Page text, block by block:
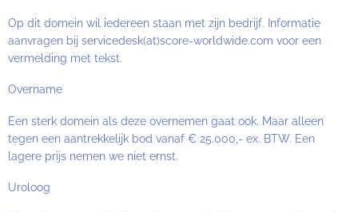
Op dit domein wil iedereen staan met zijn bedrijf. Informatie
aanvragen bij servicedesk(at)score-worldwide.com voor een
vermelding met tekst.
Overname
Een sterk domein als deze overnemen gaat ook. Maar alleen
tegen een aantrekkelijk bod vanaf € 25.000,- ex. BTW. Een
lagere prijs nemen we niet ernst.
Uroloog